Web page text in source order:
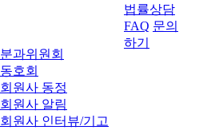
법률상담
FAQ 문의
하기
분과위원회
동호회
회원사 동정
회원사 알림
회원사 인터뷰/기고